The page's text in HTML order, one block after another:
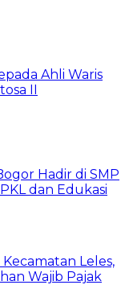
Ahli Waris
II
Hadir di SMP
dan Edukasi
Leles,
Wajib Pajak